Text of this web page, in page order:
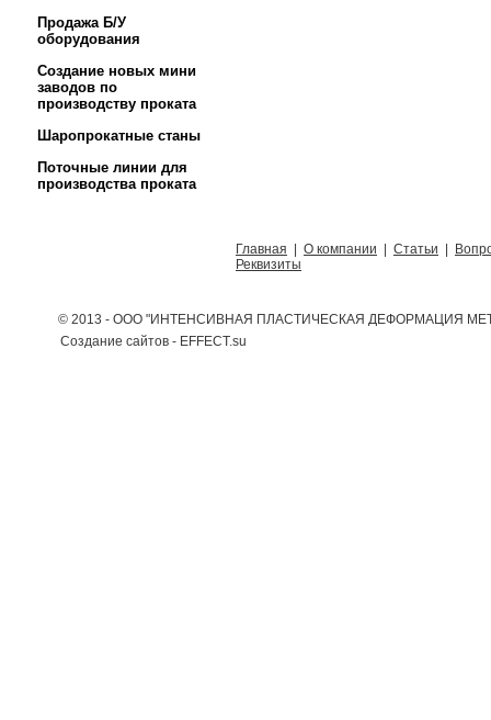
Продажа Б/У
оборудования
Создание новых мини
заводов по
производству проката
Шаропрокатные станы
Поточные линии для
производства проката
Главная О компании Статьи
Реквизиты
© 2013 - ООО "ИНТЕНСИВНАЯ ПЛАСТИЧЕСКАЯ ДЕФОРМАЦИЯ
Создание сайтов - EFFECT.su